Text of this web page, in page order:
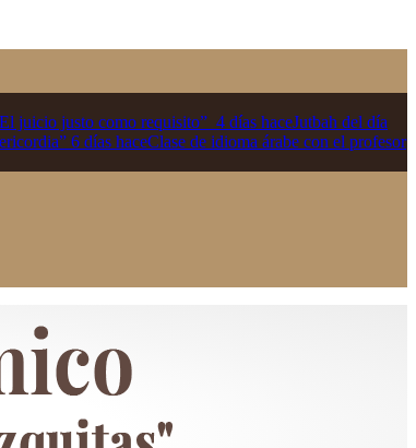
juicio justo como requisito” 4 días haceJutbah del día
6 días haceClase de idioma árabe con el profesor